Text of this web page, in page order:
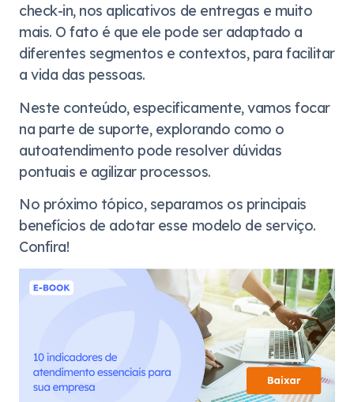
check-in, nos aplicativos de entregas e muito
mais. O fato é que ele pode ser adaptado a
diferentes segmentos e contextos, para facilitar
a vida das pessoas.
Neste conteúdo, especificamente, vamos focar
na parte de suporte, explorando como o
autoatendimento pode resolver dúvidas
pontuais e agilizar processos.
No próximo tópico, separamos os principais
benefícios de adotar esse modelo de serviço.
Confira!